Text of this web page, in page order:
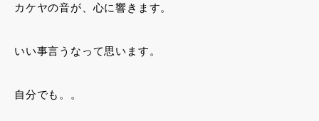
カケヤの音が、心に響きます。
いい事言うなって思います。
自分でも。。